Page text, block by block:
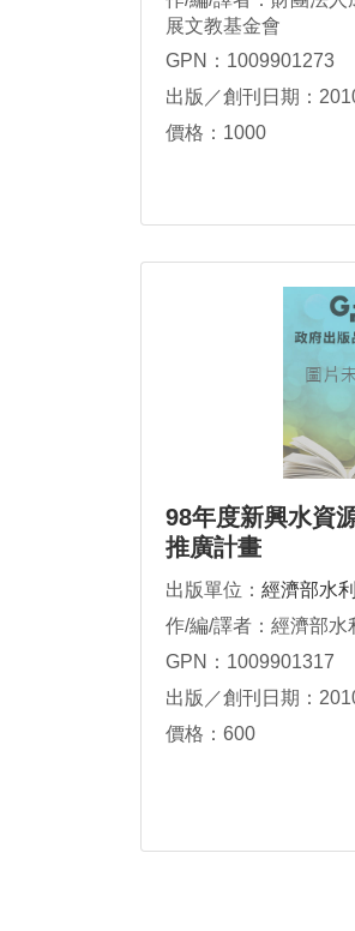
展文教基金會
GPN：1009901273
出版／創刊日期：
價格：1000
98年度新興水資
推廣計畫
出版單位： 經濟部水
作/編/譯者：經濟部
GPN：1009901317
出版／創刊日期：
價格：600